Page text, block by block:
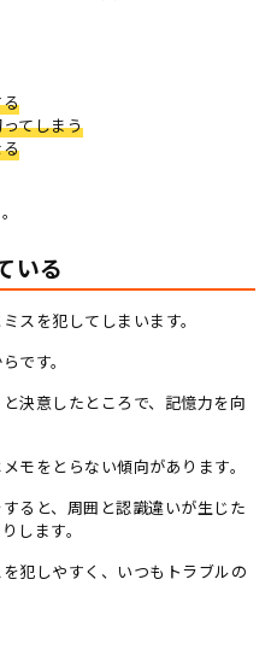
てしまう
いる
スを犯してしまいます。
です。
決意したところで、記憶力を向
モをとらない傾向があります。
ると、周囲と認識違いが生じた
します。
犯しやすく、いつもトラブルの